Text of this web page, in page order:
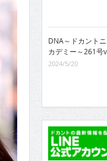
DNA～ドカント
カデミー～261号
2024/5/20